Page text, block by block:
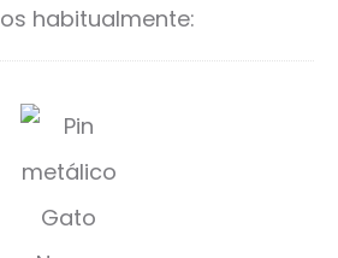
habitualmente:
X
-
C